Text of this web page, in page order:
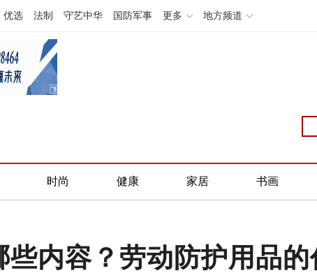
优选 法制 守艺中华 国防军事 更多 地方频道
时尚 健康 家居 书画
内容？劳动防护用品的